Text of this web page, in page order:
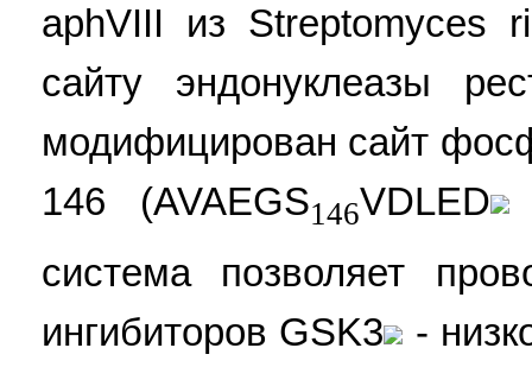
aphVIII из Streptomyces
сайту эндонуклеазы
модифицирован сайт
146 (AVAEGS146VDLED
система позволяет
ингибиторов GSK3
-